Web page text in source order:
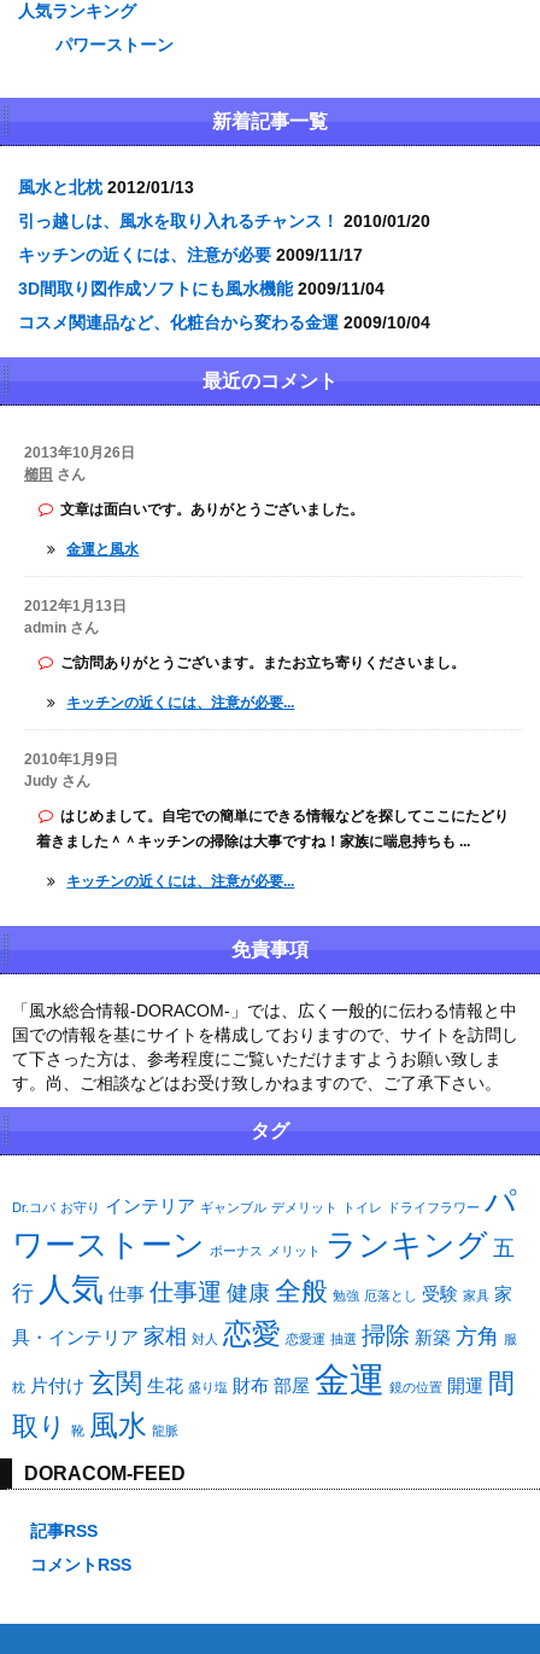
人気ランキング
パワーストーン
新着記事一覧
風水と北枕 2012/01/13
引っ越しは、風水を取り入れるチャンス！ 2010/01/20
キッチンの近くには、注意が必要 2009/11/17
3D間取り図作成ソフトにも風水機能 2009/11/04
コスメ関連品など、化粧台から変わる金運 2009/10/04
最近のコメント
2013年10月26日
櫛田 さん
文章は面白いです。ありがとうございました。
金運と風水
2012年1月13日
admin さん
ご訪問ありがとうございます。またお立ち寄りくださいまし。
キッチンの近くには、注意が必要...
2010年1月9日
Judy さん
はじめまして。自宅での簡単にできる情報などを探してここにたどり
着きました＾＾キッチンの掃除は大事ですね！家族に喘息持ちも ...
キッチンの近くには、注意が必要...
免責事項
「風水総合情報-DORACOM-」では、広く一般的に伝わる情報と中
国での情報を基にサイトを構成しておりますので、サイトを訪問し
て下さった方は、参考程度にご覧いただけますようお願い致しま
す。尚、ご相談などはお受け致しかねますので、ご了承下さい。
タグ
Dr.コパ お守り インテリア ギャンブル デメリット トイレ ドライフラワー パ
ワーストーン
ボーナス メリット ランキング 五
行 人気 仕事 仕事運 健康 全般 勉強 厄落とし 受験 家具 家
具・インテリア 家相 対人 恋愛 恋愛運 抽選 掃除 新築 方角 服
枕 片付け 玄関 生花 盛り塩 財布 部屋 金運 鏡の位置 開運 間
取り
靴 風水 龍脈
DORACOM-FEED
記事RSS
コメントRSS